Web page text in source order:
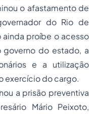
o afastamento de
do Rio de
ainda proíbe o acesso
do estado, a
e a utilização
exercício do cargo.
a prisão preventiva
Mário Peixoto,